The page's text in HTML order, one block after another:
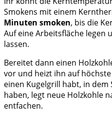
Smokens mit einem
Minuten smoken, bis die
Auf eine Arbeitsfläche legen
lassen.
Bereitet dann einen
vor und heizt ihn auf
einen Kugelgrill habt, in dem
haben, legt neue Holzkohle
entfachen.